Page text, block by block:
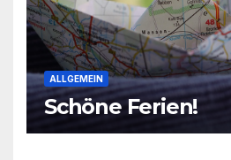
ALLGEMEIN
Schöne Ferien!